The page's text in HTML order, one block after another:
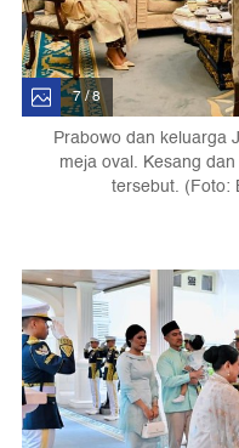
7 / 8
Prabowo dan keluarga
meja oval. Kesang
tersebut. (Foto: